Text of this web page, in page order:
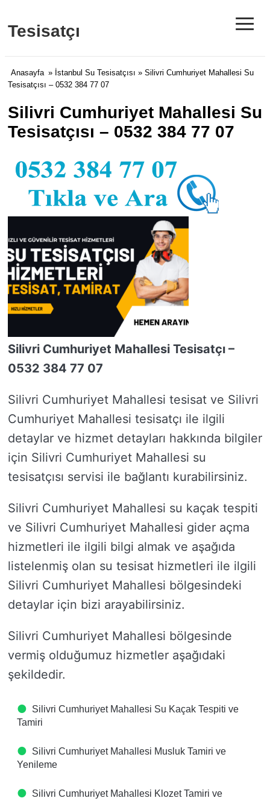
Tesisatçı ≡
Anasayfa » İstanbul Su Tesisatçısı » Silivri Cumhuriyet Mahallesi Su
Tesisatçısı – 0532 384 77 07
Silivri Cumhuriyet Mahallesi Su
Tesisatçısı – 0532 384 77 07
Silivri Cumhuriyet Mahallesi Tesisatçı –
0532 384 77 07
Silivri Cumhuriyet Mahallesi tesisat ve Silivri
Cumhuriyet Mahallesi tesisatçı ile ilgili
detaylar ve hizmet detayları hakkında bilgiler
için Silivri Cumhuriyet Mahallesi su
tesisatçısı servisi ile bağlantı kurabilirsiniz.
Silivri Cumhuriyet Mahallesi su kaçak tespiti
ve Silivri Cumhuriyet Mahallesi gider açma
hizmetleri ile ilgili bilgi almak ve aşağıda
listelenmiş olan su tesisat hizmetleri ile ilgili
Silivri Cumhuriyet Mahallesi bölgesindeki
detaylar için bizi arayabilirsiniz.
Silivri Cumhuriyet Mahallesi bölgesinde
vermiş olduğumuz hizmetler aşağıdaki
şekildedir.
Silivri Cumhuriyet Mahallesi Su Kaçak Tespiti ve
Tamiri
Silivri Cumhuriyet Mahallesi Musluk Tamiri ve
Yenileme
Silivri Cumhuriyet Mahallesi Klozet Tamiri ve